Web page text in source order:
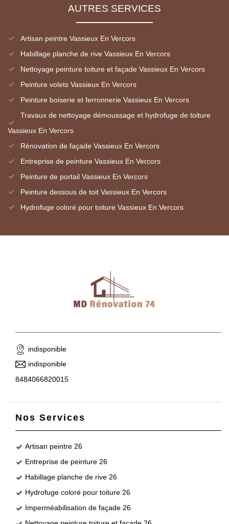
AUTRES SERVICES
Artisan peintre Vassieux En Vercors
Habillage planche de rive Vassieux En Vercors
Nettoyage peinture toiture et façade Vassieux En Vercors
Peinture volets Vassieux En Vercors
Peinture boiserie et ferronnerie Vassieux En Vercors
Travaux de nettoyage démoussage et hydrofuge de toiture
Vassieux En Vercors
Rénovation de façade Vassieux En Vercors
Entreprise de peinture Vassieux En Vercors
Peinture de portail Vassieux En Vercors
Peinture dessous de toit Vassieux En Vercors
Hydrofuge coloré pour toiture Vassieux En Vercors
indisponible
indisponible
8484066820015
Nos Services
Artisan peintre 26
Entreprise de peinture 26
Habillage planche de rive 26
Hydrofuge coloré pour toiture 26
Imperméabilisation de façade 26